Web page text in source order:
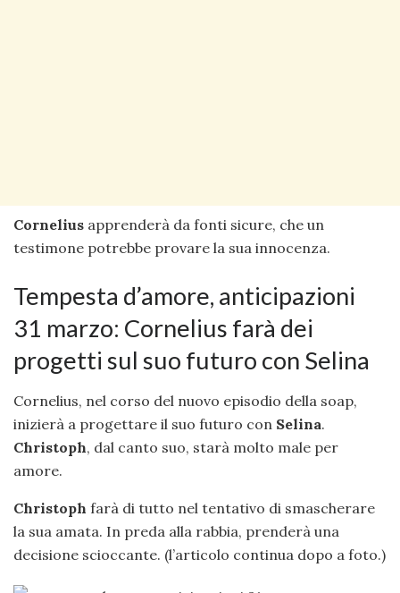
Cornelius apprenderà da fonti sicure, che un
testimone potrebbe provare la sua innocenza.
Tempesta d’amore, anticipazioni
31 marzo: Cornelius farà dei
progetti sul suo futuro con Selina
Cornelius, nel corso del nuovo episodio della soap,
inizierà a progettare il suo futuro con Selina.
Christoph, dal canto suo, starà molto male per
amore.
Christoph farà di tutto nel tentativo di smascherare
la sua amata. In preda alla rabbia, prenderà una
decisione scioccante. (l’articolo continua dopo a foto.)